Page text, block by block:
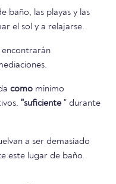
baño, las playas y las
el sol y a relajarse.
encontrarán
como mínimo
"suficiente " durante
a ser demasiado
este lugar de baño.